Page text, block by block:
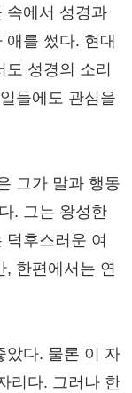
속에서 성경과
를 썼다. 현대
성경의 소리
들에도 관심을
그가 말과 행동
. 그는 왕성한
후스러운 여
, 한편에서는 연
았다. 물론 이 자
리다. 그러나 한